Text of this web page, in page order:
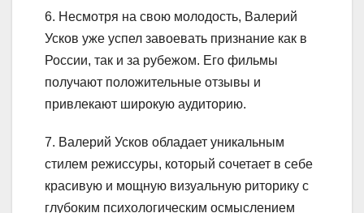
6. Несмотря на свою молодость, Валерий
Усков уже успел завоевать признание как в
России, так и за рубежом. Его фильмы
получают положительные отзывы и
привлекают широкую аудиторию.
7. Валерий Усков обладает уникальным
стилем режиссуры, который сочетает в себе
красивую и мощную визуальную риторику с
глубоким психологическим осмыслением